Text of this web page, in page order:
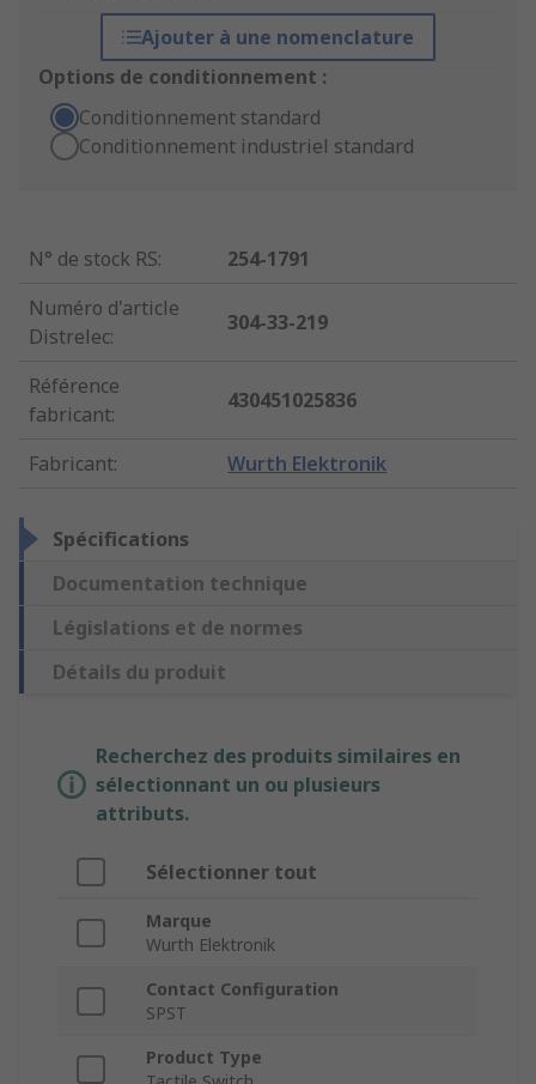
Ajouter à une nomenclature
Options de conditionnement :
Conditionnement standard
Conditionnement industriel standard
N° de stock RS:
254-1791
Numéro d'article
Distrelec:
304-33-219
Référence
fabricant:
430451025836
Fabricant: Wurth Elektronik
Spécifications
Documentation technique
Législations et de normes
Détails du produit
Recherchez des produits similaires en
sélectionnant un ou plusieurs
attributs.
Sélectionner tout
Marque
Wurth Elektronik
Contact Configuration
SPST
Product Type